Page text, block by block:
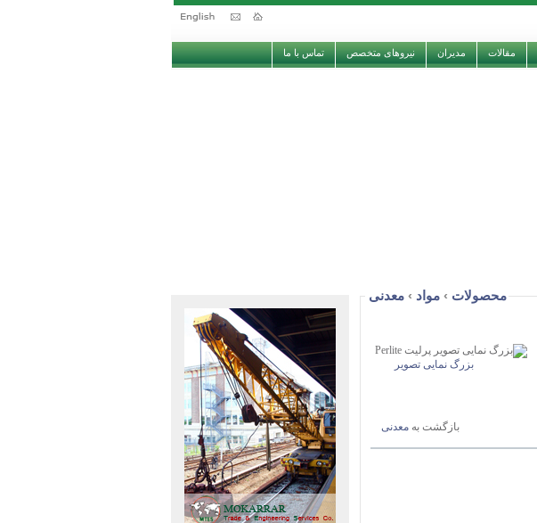
مقالات مدیران نیروهای متخصص تماس با ما
محصولات › مواد › معدنی
بزرگ نمایی تصویر
بازگشت به معدنی